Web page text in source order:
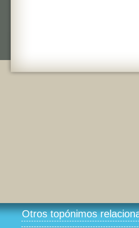
Otros topónimos